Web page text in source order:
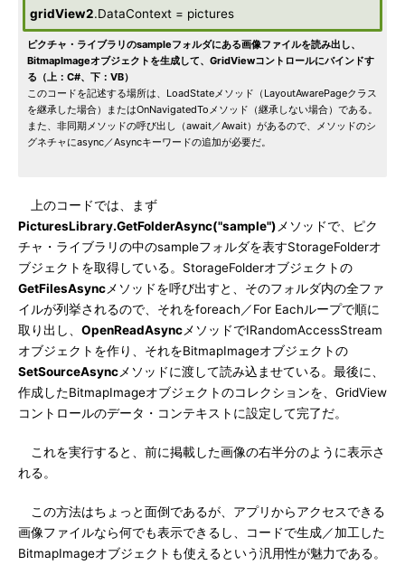
gridView2.DataContext = pictures
ピクチャ・ライブラリのsampleフォルダにある画像ファイルを読み出し、
BitmapImageオブジェクトを生成して、GridViewコントロールにバインドす
る（上：C#、下：VB）
このコードを記述する場所は、LoadStateメソッド（LayoutAwarePageクラス
を継承した場合）またはOnNavigatedToメソッド（継承しない場合）である。
また、非同期メソッドの呼び出し（await／Await）があるので、メソッドのシ
グネチャにasync／Asyncキーワードの追加が必要だ。
上のコードでは、まず
PicturesLibrary.GetFolderAsync("sample") メソッドで、ピク
チャ・ライブラリの中のsampleフォルダを表すStorageFolderオ
ブジェクトを取得している。StorageFolderオブジェクトの
GetFilesAsync メソッドを呼び出すと、そのフォルダ内の全ファ
イルが列挙されるので、それをforeach／For Eachループで順に
取り出し、 OpenReadAsync メソッドでIRandomAccessStream
オブジェクトを作り、それをBitmapImageオブジェクトの
SetSourceAsync メソッドに渡して読み込ませている。最後に、
作成したBitmapImageオブジェクトのコレクションを、GridView
コントロールのデータ・コンテキストに設定して完了だ。
これを実行すると、前に掲載した画像の右半分のように表示さ
れる。
この方法はちょっと面倒であるが、アプリからアクセスできる
画像ファイルなら何でも表示できるし、コードで生成／加工した
BitmapImageオブジェクトも使えるという汎用性が魅力である。